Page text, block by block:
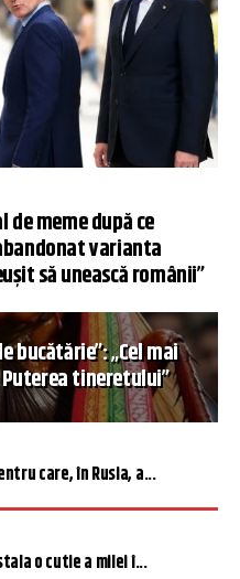
de meme după ce
varianta
să unească românii”
bucătărie”: „Cel mai
tineretului”
care, în Rusia, a...
o cutie a milei î...